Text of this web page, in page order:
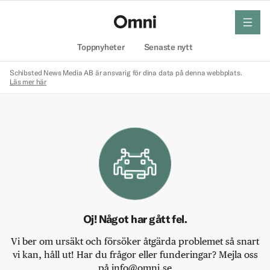
Toppnyheter Senaste nytt
meny
Schibsted News Media AB är ansvarig för dina data på denna webbplats.
Läs mer här
Oj! Något har gått fel.
Vi ber om ursäkt och försöker åtgärda problemet så snart
vi kan, håll ut! Har du frågor eller funderingar? Mejla oss